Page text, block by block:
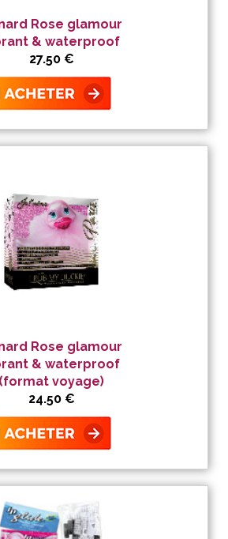
Rose glamour
& waterproof
27.50 €
Rose glamour
& waterproof
(format voyage)
24.50 €